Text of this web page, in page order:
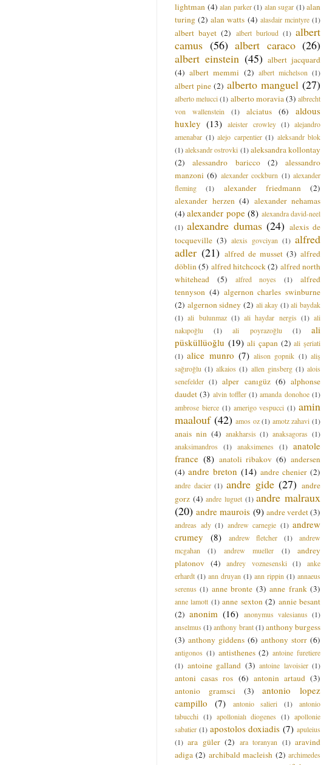
lightman (4) alan parker (1) alan sugar (1) alan
turing (2) alan watts (4) alasdair mcintyre (1)
albert bayet (2) albert burloud (1) albert
camus (56) albert caraco (26)
albert einstein (45) albert jacquard
(4) albert memmi (2) albert michelson (1)
albert pine (2) alberto manguel (27)
alberto melucci (1) alberto moravia (3) albrecht
von wallenstein
(1) alciatus (6)
aldous
huxley (13) aleister crowley (1) alejandro
amenabar (1) alejo carpentier (1) aleksandr blok
(1) aleksandr ostrovki (1) aleksandra kollontay
(2)
alessandro baricco (2)
alessandro
manzoni (6) alexander cockburn (1) alexander
fleming
(1) alexander friedmann
(2)
alexander herzen (4) alexander nehamas
(4) alexander pope (8) alexandra david-neel
(1) alexandre dumas (24) alexis de
tocqueville (3) alexis govciyan (1) alfred
adler (21) alfred de musset (3) alfred
döblin (5) alfred hitchcock(2) alfred north
whitehead
(5) alfred noyes (1)
alfred
tennyson (4) algernon charles swinburne
(2) algernon sidney (2) ali akay (1) ali baydak
(1) ali bulunmaz (1) ali haydar nergis (1) ali
nakıpoğlu
(1) ali poyrazoğlu (1)
ali
püsküllüoğlu (19) ali çapan (2) ali şeriati
(1) alice munro (7) alison gopnik (1) aliş
sağıroğlu (1) alkaios (1) allen ginsberg (1) alois
senefelder (1) alper canıgüz (6) alphonse
daudet (3) alvin toffler (1) amanda donohoe (1)
ambrose bierce (1) amerigo vespucci (1) amin
maalouf (42) amos oz (1) amotz zahavi (1)
anais nin (4) anakharsis (1) anaksagoras (1)
anaksimandros
(1) anaksimenes (1) anatole
france (8) anatoli ribakov (6) andersen
(4) andre breton (14) andre chenier (2)
andre dacier (1) andre gide (27) andre
gorz (4) andre luguet (1) andre malraux
(20) andre maurois (9) andre verdet(3)
andreas ady (1) andrew carnegie (1) andrew
crumey
(8) andrew fletcher (1)
andrew
mcgahan
(1) andrew mueller (1)
andrey
platonov (4) andrey voznesenski (1)
anke
erhardt (1) ann druyan (1) ann rippin (1) annaeus
serenus (1) anne bronte (3) anne frank (3)
anne lamott (1) anne sexton (2) annie besant
(2) anonim (16) anonymus valesianus (1)
anselmus (1) anthony brant (1) anthony burgess
(3) anthony giddens (6) anthony storr (6)
antigonos (1) antisthenes (2) antoine furetiere
(1) antoine galland (3) antoine lavoisier (1)
antoni casas ros (6) antonin artaud (3)
antonio gramsci
(3)
antonio lopez
campillo
(7) antonio salieri (1)
antonio
tabucchi (1) apollonialı diogenes (1) apollonie
sabatier (1) apostolos doxiadis (7) apuleius
(1) ara güler (2) ara toranyan (1) aravind
adiga (2) archibald macleish (2) archimedes